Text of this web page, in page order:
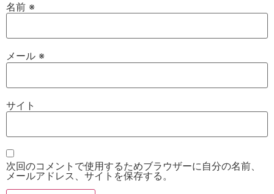
名前 ※
メール ※
サイト
次回のコメントで使用するためブラウザーに自分の名前、
メールアドレス、サイトを保存する。